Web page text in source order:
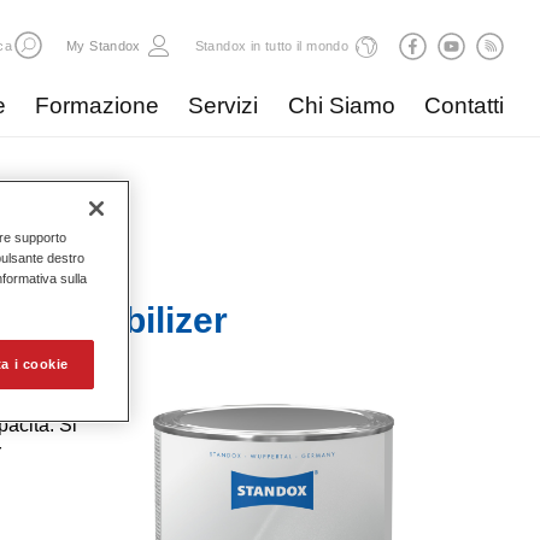
My Standox Standox in tutto il mondo
Formazione Servizi Chi Siamo Contatti
Stabilizer
Si
supporto
destro
sulla
i cookie